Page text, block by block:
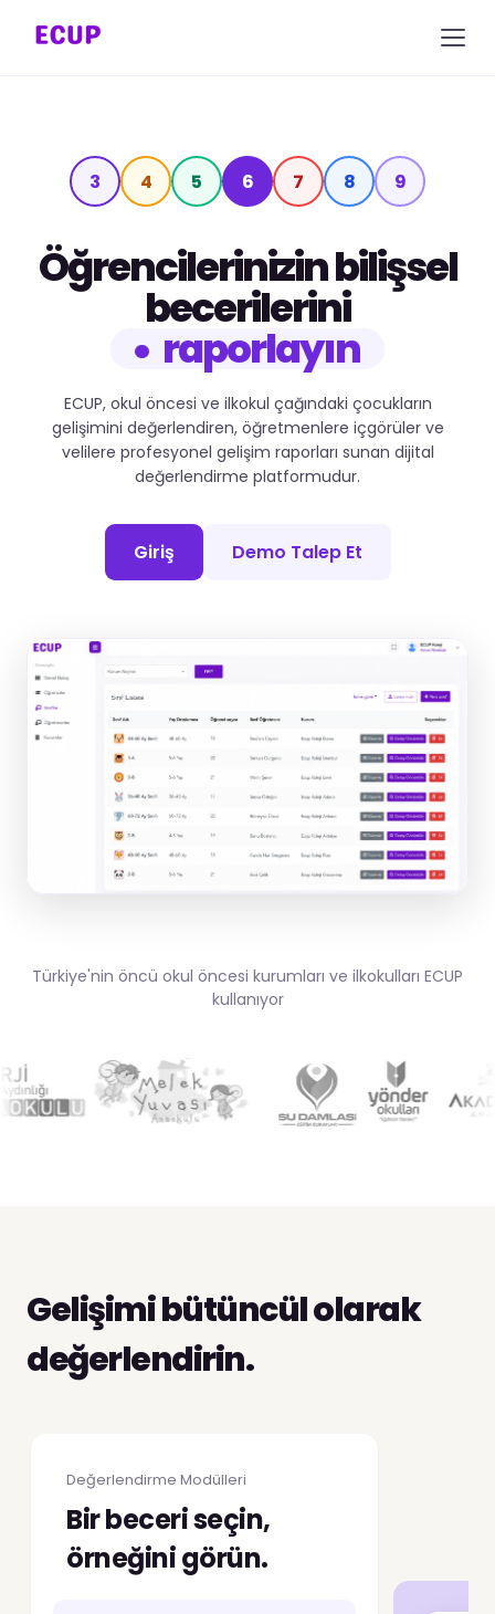
3 4 5 6 7 8 9
Öğrencilerinizin bilişsel
becerilerini
raporlayın
ECUP, okul öncesi ve ilkokul çağındaki çocukların
gelişimini değerlendiren, öğretmenlere içgörüler ve
velilere profesyonel gelişim raporları sunan dijital
değerlendirme platformudur.
Giriş Demo Talep Et
Türkiye'nin öncü okul öncesi kurumları ve ilkokulları ECUP
kullanıyor
Gelişimi bütüncül olarak
değerlendirin.
Değerlendirme Modülleri
Bir beceri seçin,
örneğini görün.